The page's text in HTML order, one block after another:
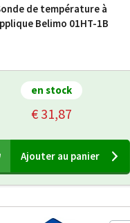
de température à
Belimo 01HT-1B
en stock
€ 31,87
Ajouter au panier